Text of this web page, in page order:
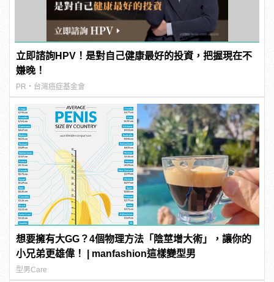
立即諮詢HPV！是對自己健康最好的投資，把握現在不
嫌晚！
PR・台灣癌症基金會
想要擁有大GG？4個物理方法「陰莖增大術」，讓你的
小兄弟更雄偉！ | manfashion這樣變型男
型男Care